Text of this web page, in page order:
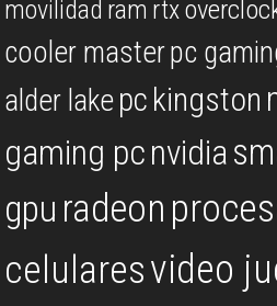
movilidad ram rtx
cooler masterpc
alder lakepc kingston
gaming pcnvidia
gpu radeon
celularesvideo